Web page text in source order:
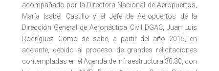
acompañado por la Directora Nacional de Aeropuertos,
María Isabel Castillo y el Jefe de Aeropuertos de la
Dirección General de Aeronáutica Civil DGAC, Juan Luis
Rodríguez. Como se sabe, a partir del año 2015, en
adelante, debido al proceso de grandes relicitaciones
contempladas en el Agenda de Infraestructura 30.30, con